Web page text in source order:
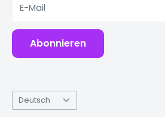
E-Mail
Abonnieren
Sprache
Deutsch